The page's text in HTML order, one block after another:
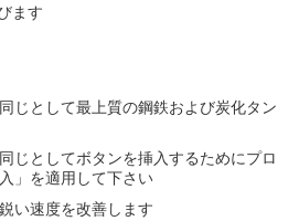
ます
じとして最上質の鋼鉄および炭化タン
じとしてボタンを挿入するためにプロ
」を適用して下さい
い速度を改善します